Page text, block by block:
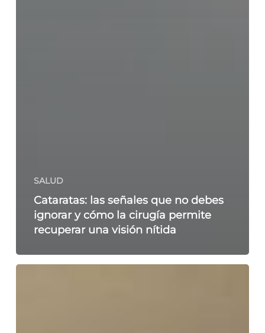
SALUD
Cataratas: las señales que no debes
ignorar y cómo la cirugía permite
recuperar una visión nítida